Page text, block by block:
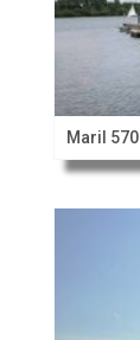
Maril 570